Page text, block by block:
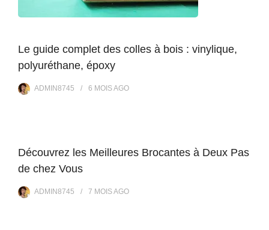
Le guide complet des colles à bois : vinylique,
polyuréthane, époxy
ADMIN8745 6 MOISAGO
Découvrez les Meilleures Brocantes à Deux Pas
de chez Vous
ADMIN8745 7 MOISAGO